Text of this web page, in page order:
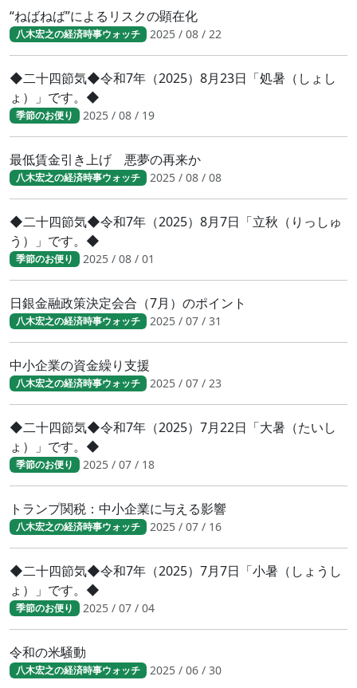
“ねばねば”によるリスクの顕在化
八木宏之の経済時事ウォッチ 2025 / 08 / 22
◆二十四節気◆令和7年（2025）8月23日「処暑（しょし
ょ）」です。◆
季節のお便り 2025 / 08 / 19
最低賃金引き上げ 悪夢の再来か
八木宏之の経済時事ウォッチ 2025 / 08 / 08
◆二十四節気◆令和7年（2025）8月7日「立秋（りっしゅ
う）」です。◆
季節のお便り 2025 / 08 / 01
日銀金融政策決定会合（7月）のポイント
八木宏之の経済時事ウォッチ 2025 / 07 / 31
中小企業の資金繰り支援
八木宏之の経済時事ウォッチ 2025 / 07 / 23
◆二十四節気◆令和7年（2025）7月22日「大暑（たいし
ょ）」です。◆
季節のお便り 2025 / 07 / 18
トランプ関税：中小企業に与える影響
八木宏之の経済時事ウォッチ 2025 / 07 / 16
◆二十四節気◆令和7年（2025）7月7日「小暑（しょうし
ょ）」です。◆
季節のお便り 2025 / 07 / 04
令和の米騒動
八木宏之の経済時事ウォッチ 2025 / 06 / 30